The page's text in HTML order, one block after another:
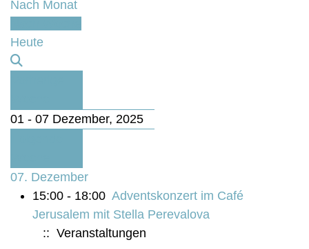
Nach Monat
Heute
01 - 07 Dezember, 2025
07. Dezember
15:00 - 18:00 Adventskonzert im Café
Jerusalem mit Stella Perevalova
:: Veranstaltungen